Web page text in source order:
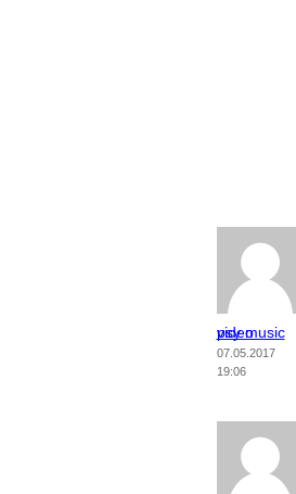
psy music video
07.05.2017
19:06